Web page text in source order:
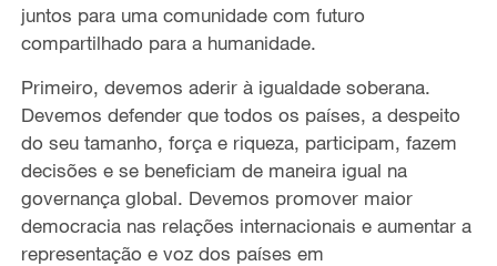
juntos para uma comunidade com futuro
compartilhado para a humanidade.
Primeiro, devemos aderir à igualdade soberana.
Devemos defender que todos os países, a despeito
do seu tamanho, força e riqueza, participam, fazem
decisões e se beneficiam de maneira igual na
governança global. Devemos promover maior
democracia nas relações internacionais e aumentar a
representação e voz dos países em